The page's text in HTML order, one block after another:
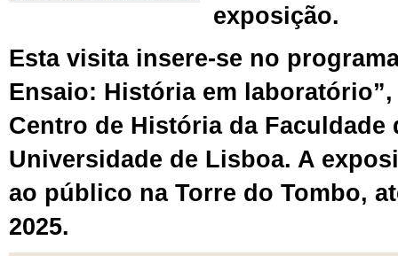
exposição.
Esta visita insere-se no
Ensaio: História em
Centro de História da
Universidade de Lisboa. A
ao público na Torre do Tombo,
2025.